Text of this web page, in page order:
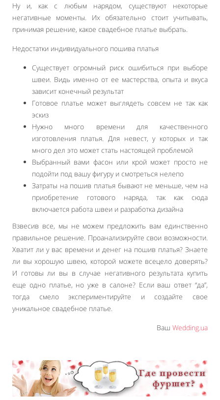
Ну и, как с любым нарядом, существуют некоторые
негативные моменты. Их обязательно стоит учитывать,
принимая решение, какое свадебное платье выбрать.
Недостатки индивидуального пошива платья
Существует огромный риск ошибиться при выборе
швеи. Видь именно от ее мастерства, опыта и вкуса
зависит конечный результат
Готовое платье может выглядеть совсем не так как
эскиз
Нужно много времени для качественного
изготовления платья. Для невест, у которых и так
много дел это может стать настоящей проблемой
Выбранный вами фасон или крой может просто не
подойти под вашу фигуру и смотреться нелепо
Затраты на пошив платья бывают не меньше, чем на
приобретение готового наряда, так как сюда
включается работа швеи и разработка дизайна
Взвесив все, мы не можем предложить вам единственно
правильное решение. Проанализируйте свои возможности.
Хватит ли у вас времени и денег на пошив платья? Знаете
ли вы хорошую швею, которой можете всецело доверять?
И готовы ли вы в случае негативного результата купить
еще одно платье, но уже в салоне? Если ваш ответ “да”,
тогда смело экспериментируйте и создайте свое
уникальное свадебное платье.
Ваш Wedding.ua